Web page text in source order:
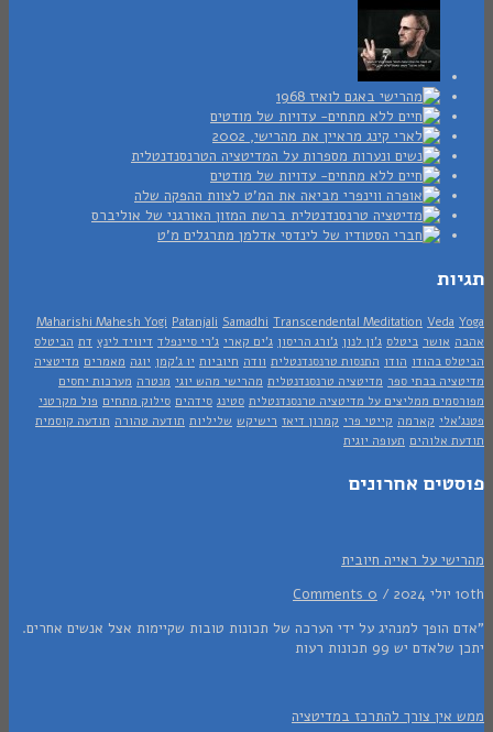
Maharishi Mahesh Yogi Patanjali Samadhi Transcendental Meditation Veda
אושר ביטלס ג'ון לנון ג'ורג הריסון ג'ים קארי ג'רי סיינפלד דיוויד לינץ דת הביטלס
בהודו הודו התנסות טרנסנדנטלית וודה חיוביות יו ג'קמן יוגה מאמרים מדיטציה
בבתי ספר מדיטציה טרנסנדנטלית מהרישי מהש יוגי מנטרה מערכות יחסים
ממליצים על מדיטציה טרנסנדנטלית סטינג סידהים סילוק מתחים פול מקרטני
קארמה קייטי פרי קמרון דיאז רישיקש שליליות תודעה טהורה תודעה קוסמית
אלוהים תעופה יוגית
אחרונים
על ראייה חיובית
0 Comments
הופך למנהיג על ידי הערכה של תכונות טובות שקיימות אצל אנשים אחרים.
יש 99 תכונות רעות
צורך להתרכז במדיטציה